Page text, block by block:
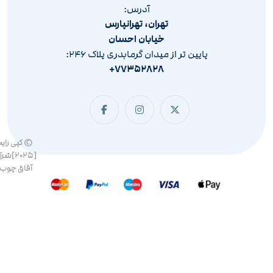
آدرس:
تهران، تهرانپارس
خیابان احسان
پایین تر از میدان گرمابدری پلاک ۲۴۶:
۷۷۳۵۲۸۲۸+
© کپی
آفاق